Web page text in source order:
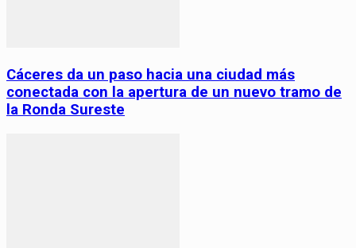
Cáceres da un paso hacia una ciudad más
conectada con la apertura de un nuevo tramo de
la Ronda Sureste